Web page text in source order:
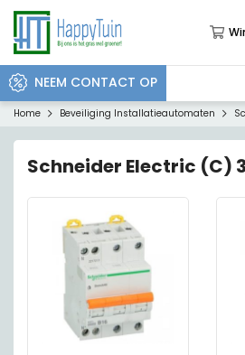
NEEM CONTACT OP
Home Beveiliging Installatieautomaten
Schneider Electric (C)